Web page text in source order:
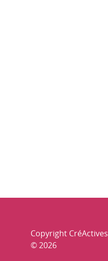
Copyright CréActives
© 2026